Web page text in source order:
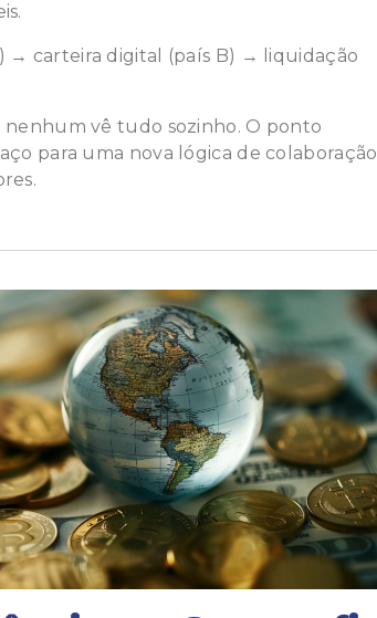
→ carteira digital (país B) →
liquidação
vê tudo sozinho. O ponto
para uma nova lógica de colaboração